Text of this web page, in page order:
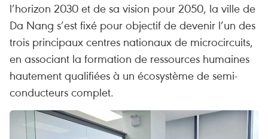
l’horizon 2030 et de sa vision pour 2050, la ville de
Da Nang s’est fixé pour objectif de devenir l’un des
trois principaux centres nationaux de microcircuits,
en associant la formation de ressources humaines
hautement qualifiées à un écosystème de semi-
conducteurs complet.